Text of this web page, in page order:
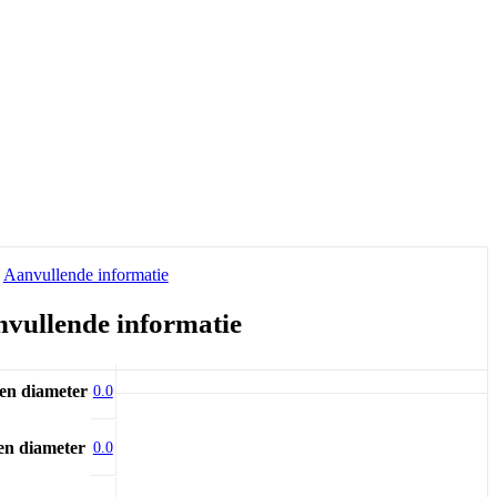
Aanvullende informatie
informatie
diameter 0.0
diameter 0.0